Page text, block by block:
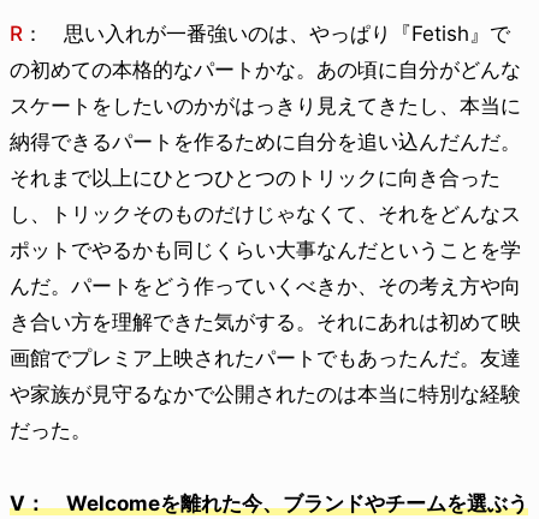
R ： 思い入れが一番強いのは、やっぱり『Fetish』で
の初めての本格的なパートかな。あの頃に自分がどんな
スケートをしたいのかがはっきり見えてきたし、本当に
納得できるパートを作るために自分を追い込んだんだ。
それまで以上にひとつひとつのトリックに向き合った
し、トリックそのものだけじゃなくて、それをどんなス
ポットでやるかも同じくらい大事なんだということを学
んだ。パートをどう作っていくべきか、その考え方や向
き合い方を理解できた気がする。それにあれは初めて映
画館でプレミア上映されたパートでもあったんだ。友達
や家族が見守るなかで公開されたのは本当に特別な経験
だった。
V： Welcomeを離れた今、ブランドやチームを選ぶう